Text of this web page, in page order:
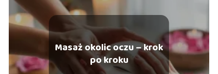
Masaż okolic oczu – krok
po kroku